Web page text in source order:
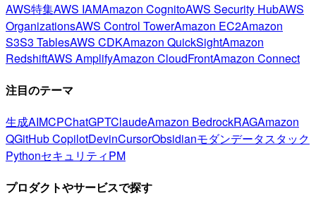
AWS特集AWS IAMAmazon CognitoAWS Security HubAWS
OrganizationsAWS Control TowerAmazon EC2Amazon
S3S3 TablesAWS CDKAmazon QuickSightAmazon
RedshiftAWS AmplifyAmazon CloudFrontAmazon Connect
注目のテーマ
生成AIMCPChatGPTClaudeAmazon BedrockRAGAmazon
QGitHub CopilotDevinCursorObsidianモダンデータスタック
PythonセキュリティPM
プロダクトやサービスで探す